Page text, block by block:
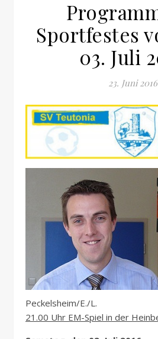
Sportfestes
03. Juli
23. Juni 2016
Peckelsheim/E./L.
21.00 Uhr EM-Spiel in der